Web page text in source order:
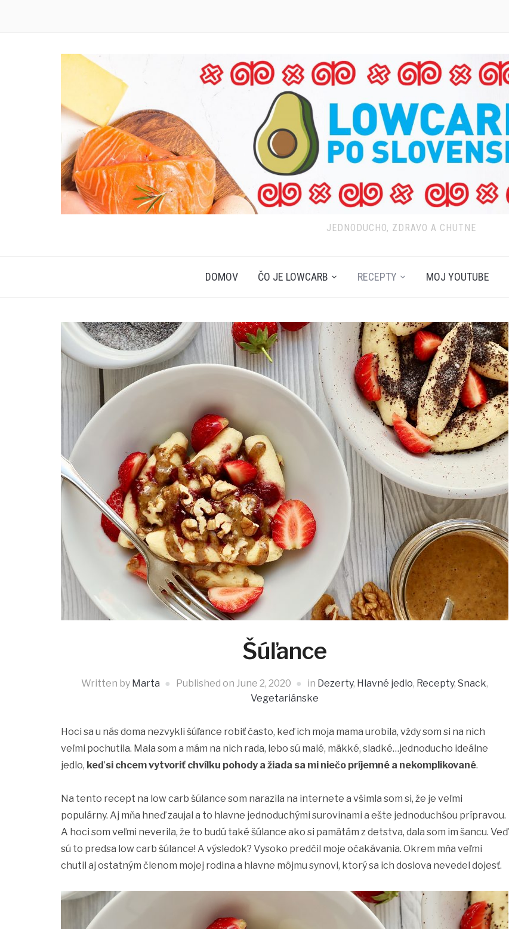
JEDNODUCHO, ZDRAVO A CHUTNE
DOMOV ČO JE LOWCARB RECEPTY MOJ YOUTUBE
Šúľance
Written by Marta Published on June 2, 2020 in Dezerty, Hlavné jedlo, Recepty, Snack,
Vegetariánske
Hoci sa u nás doma nezvykli šúľance robiť často, keď ich moja mama urobila, vždy som si na nich
veľmi pochutila. Mala som a mám na nich rada, lebo sú malé, mäkké, sladké…jednoducho ideálne
jedlo, keď si chcem vytvoriť chvíľku pohody a žiada sa mi niečo príjemné a nekomplikované.
Na tento recept na low carb šúlance som narazila na internete a všimla som si, že je veľmi
populárny. Aj mňa hneď zaujal a to hlavne jednoduchými surovinami a ešte jednoduchšou prípravou.
A hoci som veľmi neverila, že to budú také šúlance ako si pamätám z detstva, dala som im šancu. Veď
sú to predsa low carb šúlance! A výsledok? Vysoko predčil moje očakávania. Okrem mňa veľmi
chutil aj ostatným členom mojej rodina a hlavne môjmu synovi, ktorý sa ich doslova nevedel dojesť.